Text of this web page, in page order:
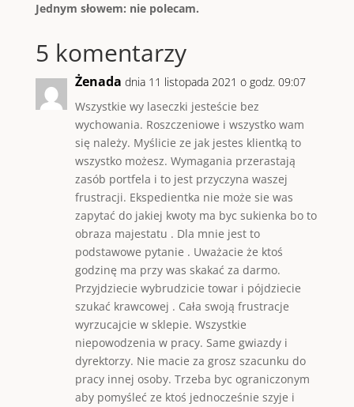
Jednym słowem: nie polecam.
5 komentarzy
Żenada dnia 11 listopada 2021 o godz. 09:07
Wszystkie wy laseczki jesteście bez
wychowania. Roszczeniowe i wszystko wam
się należy. Myślicie ze jak jestes klientką to
wszystko możesz. Wymagania przerastają
zasób portfela i to jest przyczyna waszej
frustracji. Ekspedientka nie może sie was
zapytać do jakiej kwoty ma byc sukienka bo to
obraza majestatu . Dla mnie jest to
podstawowe pytanie . Uważacie że ktoś
godzinę ma przy was skakać za darmo.
Przyjdziecie wybrudzicie towar i pójdziecie
szukać krawcowej . Cała swoją frustracje
wyrzucajcie w sklepie. Wszystkie
niepowodzenia w pracy. Same gwiazdy i
dyrektorzy. Nie macie za grosz szacunku do
pracy innej osoby. Trzeba byc ograniczonym
aby pomyśleć ze ktoś jednocześnie szyje i